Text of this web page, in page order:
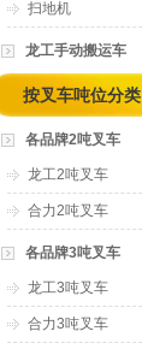
扫地机
龙工手动搬运车
按叉车吨位分类
各品牌2吨叉车
龙工2吨叉车
合力2吨叉车
各品牌3吨叉车
龙工3吨叉车
合力3吨叉车